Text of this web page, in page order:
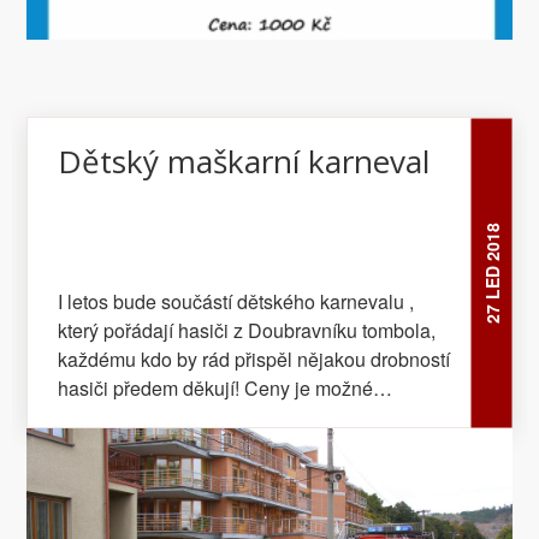
Zdroj: Plk. Ing. Ota Šmejkal, ředitel
Hasičského záchranného sboru Jihočeského
27 LED 2018
Dětský maškarní karneval
I letos bude součástí dětského karnevalu ,
který pořádají hasiči z Doubravníku tombola,
každému kdo by rád přispěl nějakou drobností
hasiči předem děkují! Ceny je možné
Doubravník).